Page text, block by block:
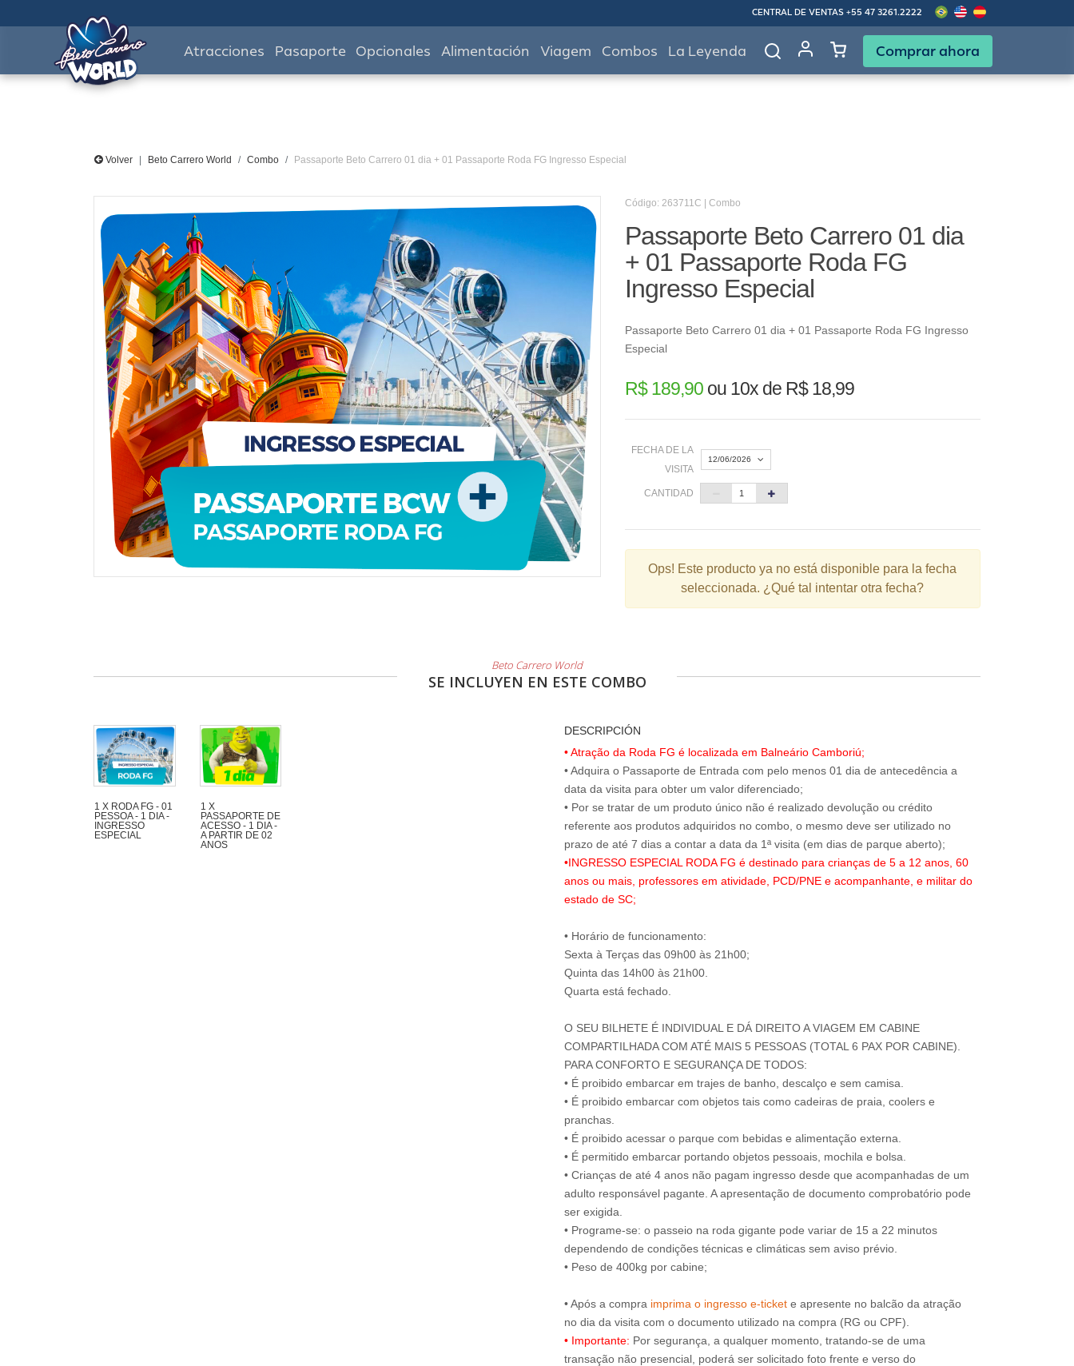
CENTRAL DE VENTAS +55 47 3261.2222
Atracciones Pasaporte Opcionales Alimentación Viagem Combos La Leyenda Comprar ahora
Volver Beto Carrero World Combo Passaporte Beto Carrero 01 dia + 01 Passaporte Roda FG Ingresso Especial
Código: 263711C | Combo
Passaporte Beto Carrero 01 dia
+ 01 Passaporte Roda FG
Ingresso Especial
Passaporte Beto Carrero 01 dia + 01 Passaporte Roda FG Ingresso
Especial
R$ 189,90ou 10x de R$ 18,99
FECHA DE LA
VISITA
12/06/2026
1
2 3 5 6 7 8
9 10 11 12 13 14 15
CANTIDAD
Ops! Este producto ya no está disponible para la fecha
seleccionada. ¿Qué tal intentar otra fecha?
Beto Carrero World
SE INCLUYEN EN ESTE COMBO
1 X RODA FG - 01
PESSOA - 1 DIA -
INGRESSO
ESPECIAL
1 X
PASSAPORTE DE
ACESSO - 1 DIA -
A PARTIR DE 02
ANOS
DESCRIPCIÓN
• Atração da Roda FG é localizada em Balneário Camboriú;
• Adquira o Passaporte de Entrada com pelo menos 01 dia de antecedência a
data da visita para obter um valor diferenciado;
• Por se tratar de um produto único não é realizado devolução ou crédito
referente aos produtos adquiridos no combo, o mesmo deve ser utilizado no
•INGRESSO ESPECIAL RODA FG é destinado para crianças de 5 a 12 anos, 60
anos ou mais, professores em atividade, PCD/PNE e acompanhante, e militar do
estado de SC;
• Horário de funcionamento:
Sexta à Terças das 09h00 às 21h00;
Quinta das 14h00 às 21h00.
Quarta está fechado.
O SEU BILHETE É INDIVIDUAL E DÁ DIREITO A VIAGEM EM CABINE
COMPARTILHADA COM ATÉ MAIS 5 PESSOAS (TOTAL 6 PAX POR CABINE).
PARA CONFORTO E SEGURANÇA DE TODOS:
• É proibido embarcar em trajes de banho, descalço e sem camisa.
• É proibido embarcar com objetos tais como cadeiras de praia, coolers e
pranchas.
• É proibido acessar o parque com bebidas e alimentação externa.
• É permitido embarcar portando objetos pessoais, mochila e bolsa.
• Crianças de até 4 anos não pagam ingresso desde que acompanhadas de um
adulto responsável pagante. A apresentação de documento comprobatório pode
ser exigida.
• Programe-se: o passeio na roda gigante pode variar de 15 a 22 minutos
dependendo de condições técnicas e climáticas sem aviso prévio.
• Peso de 400kg por cabine;
• Após a compra imprima o ingresso e-tickete apresente no balcão da atração
• Importante: Por segurança, a qualquer momento, tratando-se de uma
transação não presencial, poderá ser solicitado foto frente e verso do